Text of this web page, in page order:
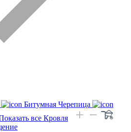
Битумная Черепица
все Кровля